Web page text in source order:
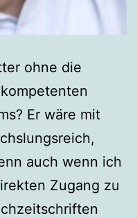
ohne die
Er wäre mit
auch wenn ich
Zugang zu